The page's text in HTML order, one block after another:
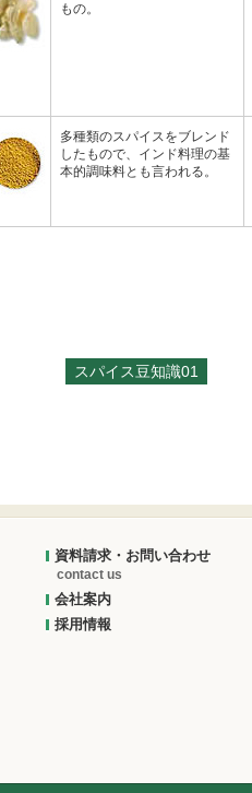
もの。
多種類のスパイスをブレンド
したもので、インド料理の基
本的調味料とも言われる。
スパイス豆知識01
資料請求・お問い合わせ
contact us
会社案内
採用情報